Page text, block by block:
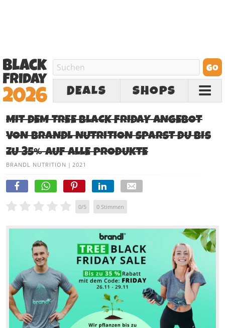
DEALS SHOPS
MIT DEM TREE BLACK FRIDAY ANGEBOT
VON BRANDL NUTRITION SPARST DU BIS
ZU 35% AUF ALLE PRODUKTE
BRANDL NUTRITION | 2021
0/5 0 Stimmen